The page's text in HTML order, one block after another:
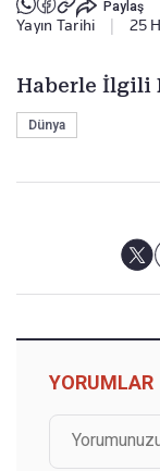
Paylaş
Yayın Tarihi 25
Haberle İlgili
Dünya
YORUMLAR